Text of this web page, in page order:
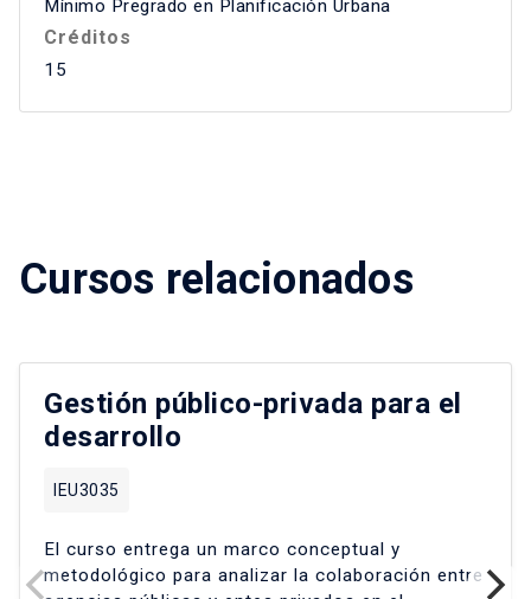
Mínimo Pregrado en Planificación Urbana
Créditos
15
Cursos relacionados
Gestión público-privada para el
desarrollo
IEU3035
El curso entrega un marco conceptual y
metodológico para analizar la colaboración entre